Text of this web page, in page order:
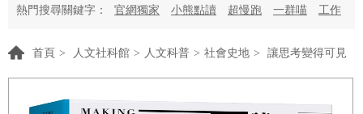
熱門搜尋關鍵字： 官網獨家 小熊點讀 超慢跑 一群喵 工作
首頁 > 人文社科館 > 人文科普 > 社會史地 > 讓思考變得可見